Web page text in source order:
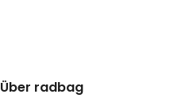
Über radbag